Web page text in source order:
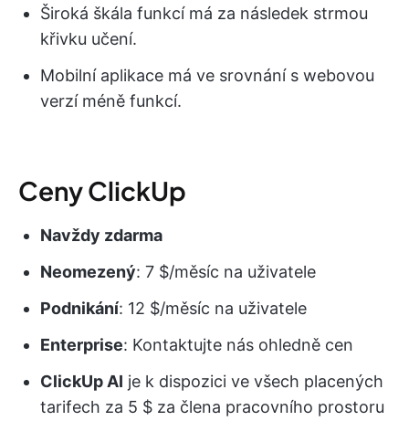
Široká škála funkcí má za následek strmou
křivku učení.
Mobilní aplikace má ve srovnání s webovou
verzí méně funkcí.
Ceny ClickUp
Navždy zdarma
Neomezený: 7 $/měsíc na uživatele
Podnikání: 12 $/měsíc na uživatele
Enterprise: Kontaktujte nás ohledně cen
ClickUp AI je k dispozici ve všech placených
tarifech za 5 $ za člena pracovního prostoru